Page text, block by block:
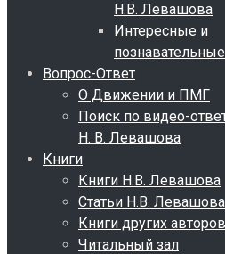
Н.В. Левашова
Интересные и
Вопрос-Ответ
О Движении и ПМГ
Поиск по видео-
Н. В. Левашова
Книги
Книги Н.В. Левашова
Статьи Н.В. Левашова
Книги других авторов
Читальный зал